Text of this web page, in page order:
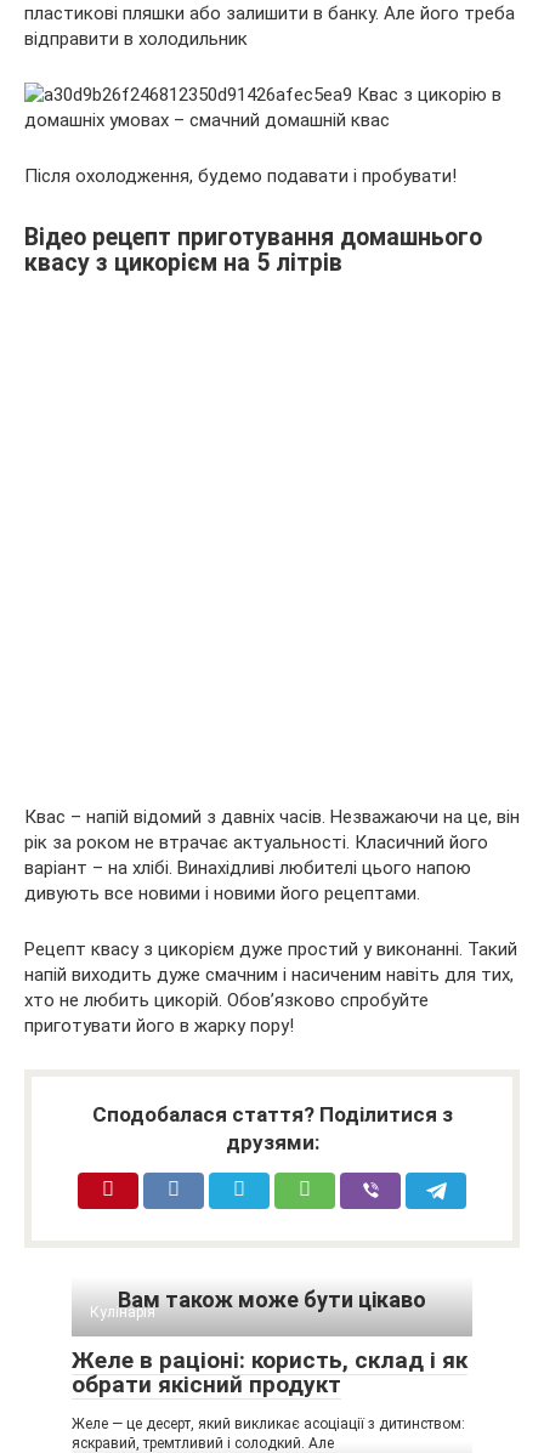
пластикові пляшки або залишити в банку. Але його треба
відправити в холодильник
Після охолодження, будемо подавати і пробувати!
Відео рецепт приготування домашнього
квасу з цикорієм на 5 літрів
Квас – напій відомий з давніх часів. Незважаючи на це, він
рік за роком не втрачає актуальності. Класичний його
варіант – на хлібі. Винахідливі любителі цього напою
дивують все новими і новими його рецептами.
Рецепт квасу з цикорієм дуже простий у виконанні. Такий
напій виходить дуже смачним і насиченим навіть для тих,
хто не любить цикорій. Обов’язково спробуйте
приготувати його в жарку пору!
Сподобалася стаття? Поділитися з
друзями:
Вам також може бути цікаво
Кулінарія
Желе в раціоні: користь, склад і як
обрати якісний продукт
Желе — це десерт, який викликає асоціації з дитинством:
яскравий, тремтливий і солодкий. Але